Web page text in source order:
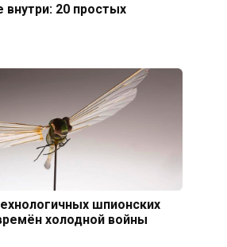
внутри: 20 простых
шпионских
холодной войны